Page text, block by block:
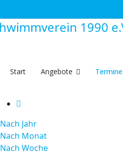
Start Angebote Termine
Terminkalender
Nach Jahr
Nach Monat
Nach Woche